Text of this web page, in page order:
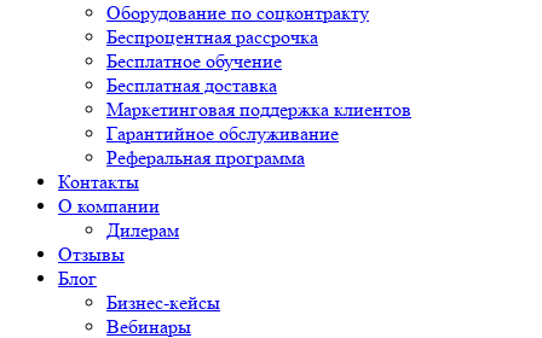
Оборудование по соцконтракту
Беспроцентная рассрочка
Бесплатное обучение
Бесплатная доставка
Маркетинговая поддержка клиентов
Гарантийное обслуживание
Реферальная программа
Контакты
О компании
Дилерам
Отзывы
Блог
Бизнес-кейсы
Вебинары